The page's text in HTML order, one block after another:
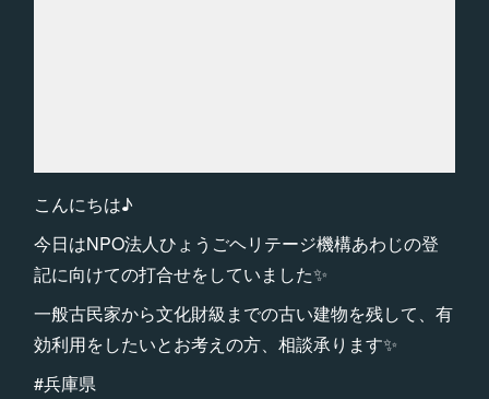
こんにちは♪
今日はNPO法人ひょうごヘリテージ機構あわじの登
記に向けての打合せをしていました✨
一般古民家から文化財級までの古い建物を残して、有
効利用をしたいとお考えの方、相談承ります✨
#兵庫県